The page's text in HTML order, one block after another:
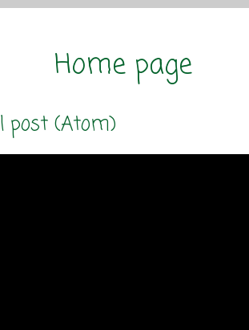
Home page
post (Atom)